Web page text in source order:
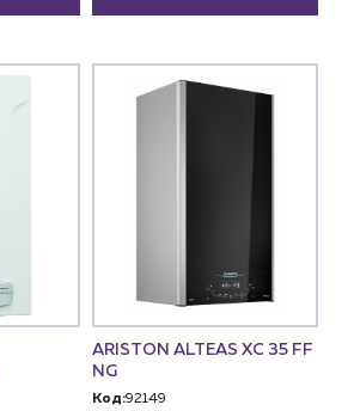
ARISTON ALTEAS XC 35 FF
NG
Код:92149